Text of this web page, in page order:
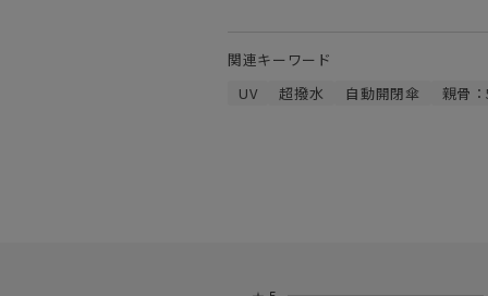
関連キーワード
UV
超撥水 自動開閉傘 親骨